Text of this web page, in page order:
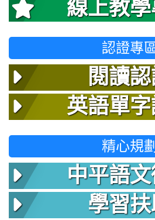
線上教
認證專
閱讀
英語單
精心規劃
中平語
學習